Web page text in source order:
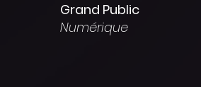
Grand Public
Numérique